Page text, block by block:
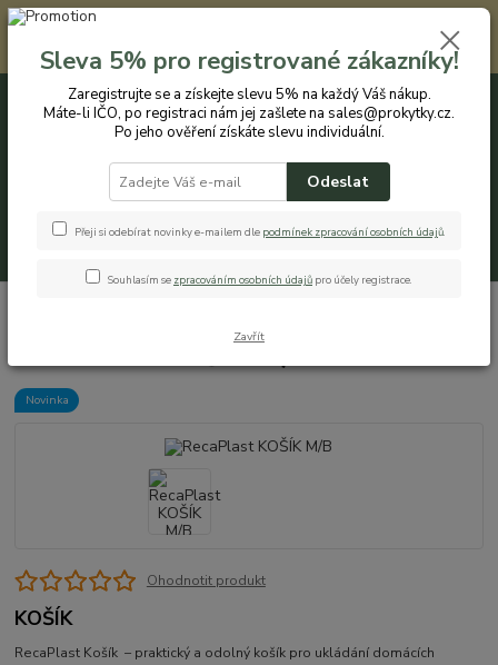
Registrovaným zákazníkům nabízíme slevu 5% na každý nákup. Máte-li
IČO, po registraci nám jej zašlete na sales@prokytky.cz. Po jeho ověření
získáte slevu individuální. Přejít na registraci →
CZK
+420 774 544 973 0ks
RecaPlast KOŠÍK M/B
Novinka
Ohodnotit produkt
KOŠÍK
RecaPlast Košík – praktický a odolný košík pro ukládání domácích
Sleva 5% pro registrované zákazníky!
Zaregistrujte se a získejte slevu 5% na každý Váš nákup.
Máte-li IČO, po registraci nám jej zašlete na sales@prokytky.cz.
Po jeho ověření získáte slevu individuální.
Odeslat
Přeji si odebírat novinky e-mailem dle podmínek zpracování osobních údajů.
Souhlasím se zpracováním osobních údajů pro účely registrace.
Zavřít